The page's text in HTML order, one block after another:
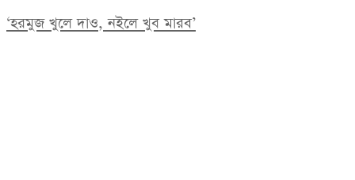
‘হরমুজ খুলে দাও, নইলে খুব মারব’